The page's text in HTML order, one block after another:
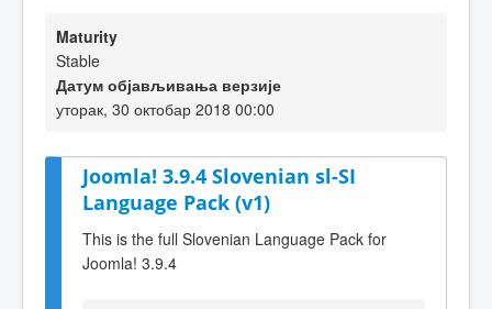
Maturity
Stable
Датум објављивања верзије
уторак, 30 октобар 2018 00:00
Joomla! 3.9.4 Slovenian sl-SI
Language Pack (v1)
This is the full Slovenian Language Pack for
Joomla! 3.9.4